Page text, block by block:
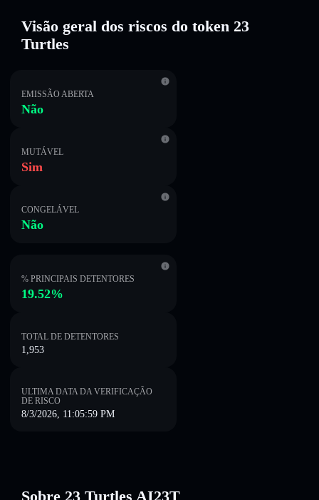
Visão geral dos riscos do token 23
Turtles
EMISSÃO ABERTA
Não
MUTÁVEL
Sim
CONGELÁVEL
Não
% PRINCIPAIS DETENTORES
19.52%
TOTAL DE DETENTORES
1,953
ULTIMA DATA DA VERIFICAÇÃO
DE RISCO
8/3/2026, 11:05:59 PM
Sobre 23 Turtles AI23T